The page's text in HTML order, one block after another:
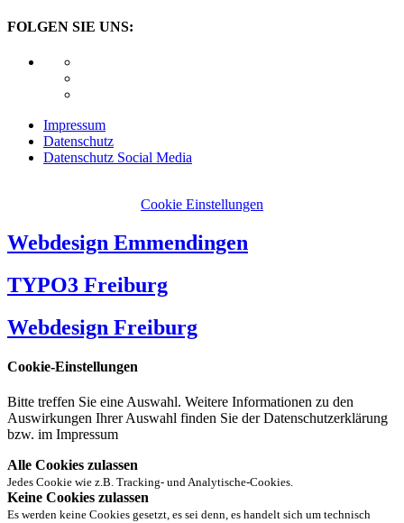
FOLGEN SIE UNS:
Impressum
Datenschutz
Datenschutz Social Media
Cookie Einstellungen
Webdesign Emmendingen
TYPO3 Freiburg
Webdesign Freiburg
Cookie-Einstellungen
Bitte treffen Sie eine Auswahl. Weitere Informationen zu den
Auswirkungen Ihrer Auswahl finden Sie der Datenschutzerklärung
bzw. im Impressum
Alle Cookies zulassen
Jedes Cookie wie z.B. Tracking- und Analytische-Cookies.
Keine Cookies zulassen
Es werden keine Cookies gesetzt, es sei denn, es handelt sich um technisch